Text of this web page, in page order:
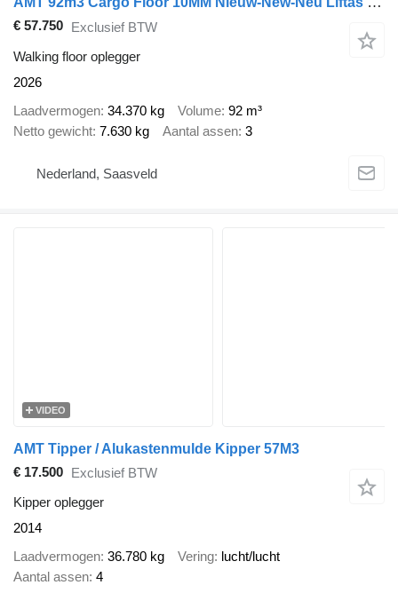
€ 57.750 Exclusief BTW
Walking floor oplegger
2026
Laadvermogen 34.370 kg Volume 92 m³
Netto gewicht 7.630 kg Aantal assen 3
Nederland, Saasveld
VIDEO
AMT Tipper / Alukastenmulde Kipper 57M3
€ 17.500 Exclusief BTW
Kipper oplegger
2014
Laadvermogen 36.780 kg Vering lucht/lucht
Aantal assen 4